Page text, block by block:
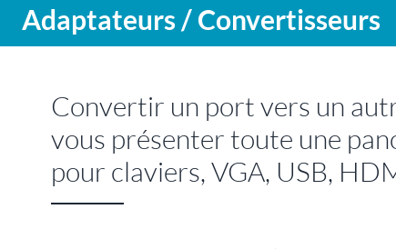
Adaptateurs / Convertisseurs
Convertir un port vers un
vous présenter toute une
pour claviers, VGA, USB,